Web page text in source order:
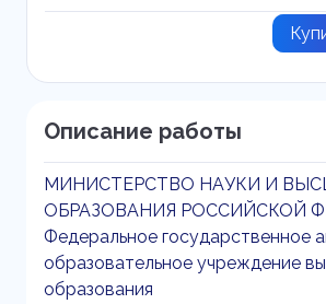
Описание работы
МИНИСТЕРСТВО НАУКИ И
ОБРАЗОВАНИЯ РОССИЙСКОЙ
Федеральное государственное
образовательное учреждение
образования